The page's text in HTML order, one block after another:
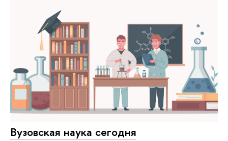
Вузовская наука сегодня